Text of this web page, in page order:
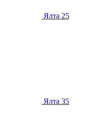
Ялта 25
Ялта 35